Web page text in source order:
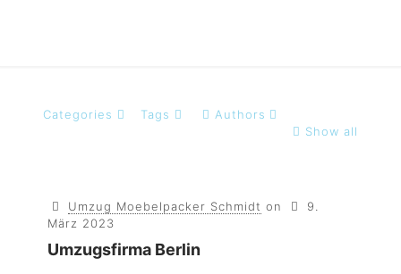
Categories Tags
Authors
Show all
Umzug Moebelpacker Schmidt on
9.
März 2023
Umzugsfirma Berlin